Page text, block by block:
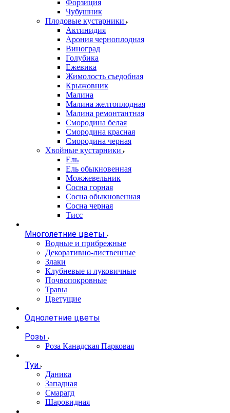
Форзиция
Чубушник
Плодовые кустарники
Актинидия
Арония черноплодная
Виноград
Голубика
Ежевика
Жимолость съедобная
Крыжовник
Малина
Малина желтоплодная
Малина ремонтантная
Смородина белая
Смородина красная
Смородина черная
Хвойные кустарники
Ель
Ель обыкновенная
Можжевельник
Сосна горная
Сосна обыкновенная
Сосна черная
Тисс
Многолетние цветы
Водные и прибрежные
Декоративно-лиственные
Злаки
Клубневые и луковичные
Почвопокровные
Травы
Цветущие
Однолетние цветы
Розы
Роза Канадская Парковая
Туи
Даника
Западная
Смарагд
Шаровидная